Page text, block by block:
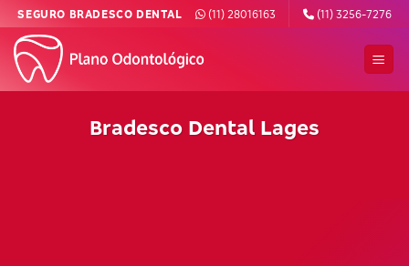
Skip
content
SEGURO BRADESCO DENTAL (11) 28016163 (11) 3256-7276
Bradesco Dental Lages